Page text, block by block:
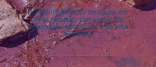
Pontos de geração de águas em
áreas remotas, com restrições
ambientais, geológicas e de infra
estrutura